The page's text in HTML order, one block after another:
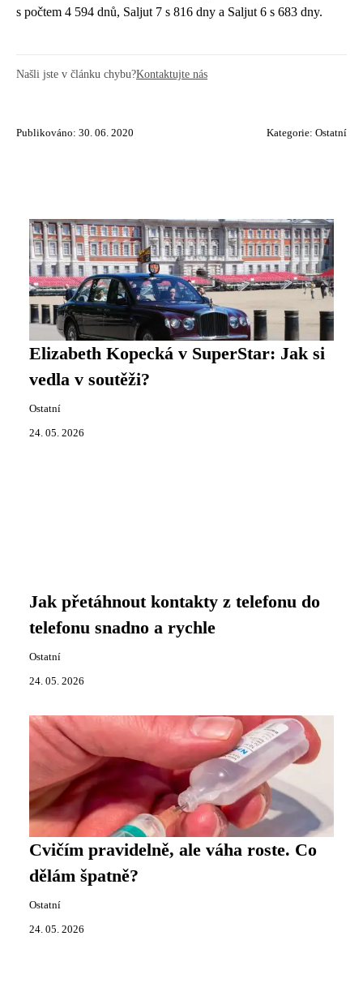
s počtem 4 594 dnů, Saljut 7 s 816 dny a Saljut 6 s 683 dny.
Našli jste v článku chybu?Kontaktujte nás
Publikováno: 30. 06. 2020 Kategorie: Ostatní
Elizabeth Kopecká v SuperStar: Jak si
vedla v soutěži?
Ostatní
24. 05. 2026
Jak přetáhnout kontakty z telefonu do
telefonu snadno a rychle
Ostatní
24. 05. 2026
Cvičím pravidelně, ale váha roste. Co
dělám špatně?
Ostatní
24. 05. 2026